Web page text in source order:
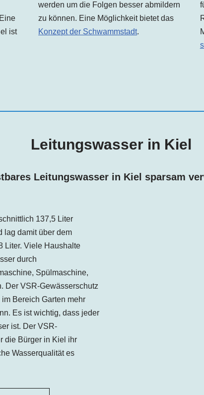
ist
werden um die Folgen besser abmildern
zu können. Eine Möglichkeit bietet das
Konzept der Schwammstadt.
Leitungswasser in Kiel
Leitungswasser in Kiel sparsam
137,5 Liter
lag damit über dem
Liter. Viele Haushalte
durch
Spülmaschine,
Der VSR-Gewässerschutz
Bereich Garten mehr
Es ist wichtig, dass jeder
ist. Der VSR-
die Bürger in Kiel ihr
Wasserqualität es